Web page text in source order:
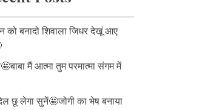
को बनादो शिवाला जिधर देखूं आए
मैं आत्मा तुम परमात्मा संगम में
छू लेगा सुनें🤩जोगी का भेष बनाया